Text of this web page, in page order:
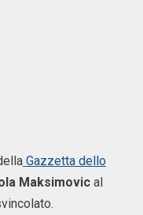
Gazzetta dello
Maksimovic al